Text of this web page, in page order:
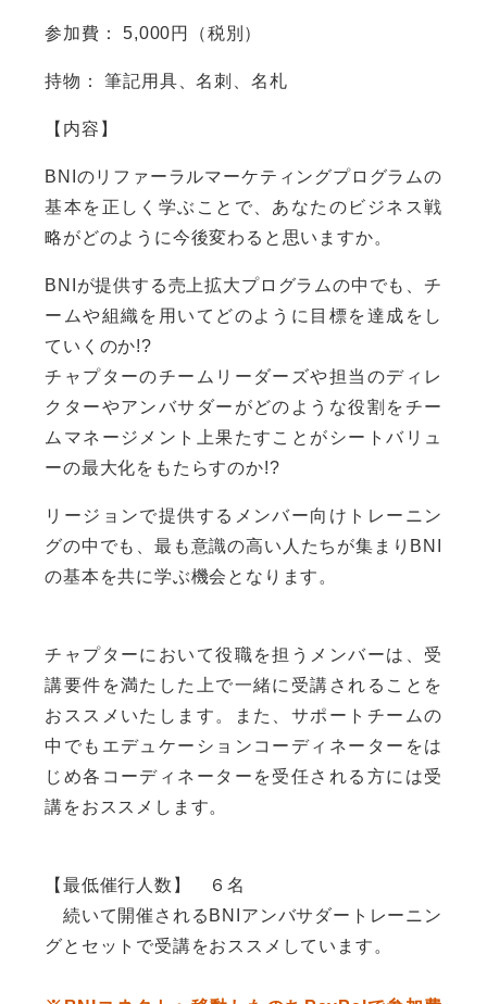
参加費： 5,000円（税別）
持物： 筆記用具、名刺、名札
【内容】
BNIのリファーラルマーケティングプログラムの
基本を正しく学ぶことで、あなたのビジネス戦
略がどのように今後変わると思いますか。
BNIが提供する売上拡大プログラムの中でも、チ
ームや組織を用いてどのように目標を達成をし
ていくのか!?
チャプターのチームリーダーズや担当のディレ
クターやアンバサダーがどのような役割をチー
ムマネージメント上果たすことがシートバリュ
ーの最大化をもたらすのか!?
リージョンで提供するメンバー向けトレーニン
グの中でも、最も意識の高い人たちが集まりBNI
の基本を共に学ぶ機会となります。
チャプターにおいて役職を担うメンバーは、受
講要件を満たした上で一緒に受講されることを
おススメいたします。また、サポートチームの
中でもエデュケーションコーディネーターをは
じめ各コーディネーターを受任される方には受
講をおススメします。
【最低催行人数】 ６名
続いて開催されるBNIアンバサダートレーニン
グとセットで受講をおススメしています。